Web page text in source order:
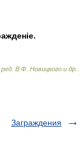
В.Ф. Новицкого и др.
Заграждения